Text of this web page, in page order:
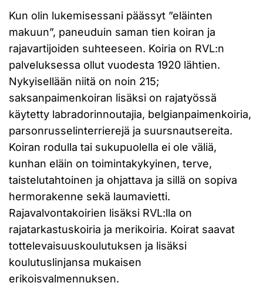
Kun olin lukemisessani päässyt ”eläinten
makuun”, paneuduin saman tien koiran ja
rajavartijoiden suhteeseen. Koiria on RVL:n
palveluksessa ollut vuodesta 1920 lähtien.
Nykyisellään niitä on noin 215;
saksanpaimenkoiran lisäksi on rajatyössä
käytetty labradorinnoutajia, belgianpaimenkoiria,
parsonrusselinterrierejä ja suursnautsereita.
Koiran rodulla tai sukupuolella ei ole väliä,
kunhan eläin on toimintakykyinen, terve,
taistelutahtoinen ja ohjattava ja sillä on sopiva
hermorakenne sekä laumavietti.
Rajavalvontakoirien lisäksi RVL:lla on
rajatarkastuskoiria ja merikoiria. Koirat saavat
tottelevaisuuskoulutuksen ja lisäksi
koulutuslinjansa mukaisen
erikoisvalmennuksen.